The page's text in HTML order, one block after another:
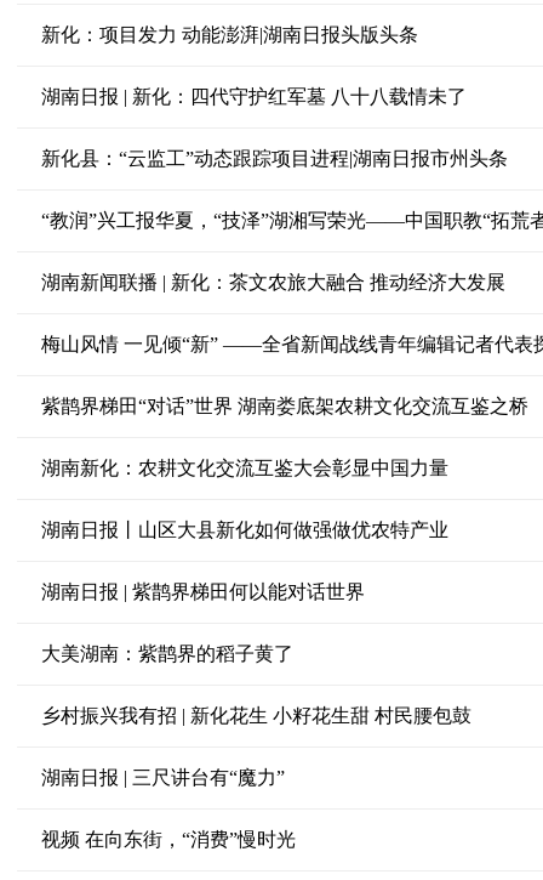
新化：项目发力 动能澎湃|湖南日报头版头条
湖南日报 | 新化：四代守护红军墓 八十八载情未了
新化县：“云监工”动态跟踪项目进程|湖南日报市州头条
“教润”兴工报华夏，“技泽”湖湘写荣光——中国职教“拓荒
湖南新闻联播 | 新化：茶文农旅大融合 推动经济大发展
梅山风情 一见倾“新” ——全省新闻战线青年编辑记者代表
紫鹊界梯田“对话”世界 湖南娄底架农耕文化交流互鉴之桥
湖南新化：农耕文化交流互鉴大会彰显中国力量
湖南日报丨山区大县新化如何做强做优农特产业
湖南日报 | 紫鹊界梯田何以能对话世界
大美湖南：紫鹊界的稻子黄了
乡村振兴我有招 | 新化花生 小籽花生甜 村民腰包鼓
湖南日报 | 三尺讲台有“魔力”
视频 在向东街，“消费”慢时光